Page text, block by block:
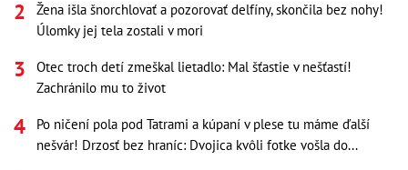
Žena išla šnorchlovať a pozorovať delfíny, skončila bez nohy!
Úlomky jej tela zostali v mori
Otec troch detí zmeškal lietadlo: Mal šťastie v nešťastí!
Zachránilo mu to život
Po ničení pola pod Tatrami a kúpaní v plese tu máme ďalší
nešvár! Drzosť bez hraníc: Dvojica kvôli fotke vošla do...